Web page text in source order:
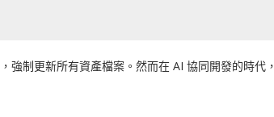
制更新所有資產檔案。然而在 AI 協同開發的時代